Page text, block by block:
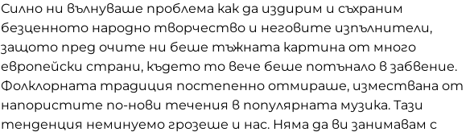
Силно ни вълнуваше проблема как да издирим и съхраним
безценното народно творчество и неговите изпълнители,
защото пред очите ни беше тъжната картина от много
европейски страни, където то вече беше потънало в забвение.
Фолклорната традиция постепенно отмираше, измествана от
напористите по-нови течения в популярната музика. Тази
тенденция неминуемо грозеше и нас. Няма да ви занимавам с